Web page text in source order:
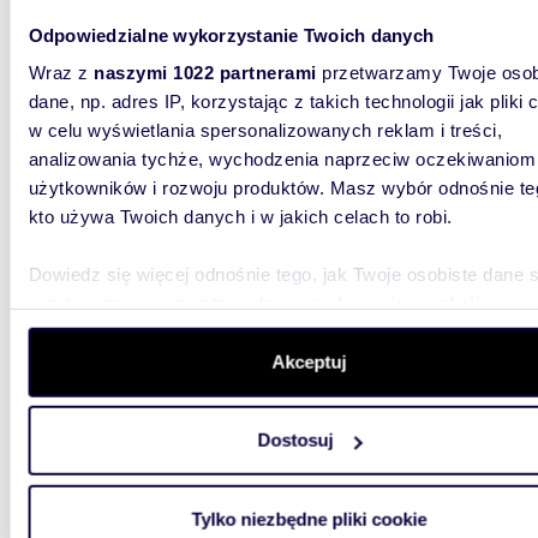
Odpowiedzialne wykorzystanie Twoich danych
Wraz z naszymi 1022 partnerami przetwarzamy Twoje
dane, np. adres IP, korzystając z takich technologii jak pliki
w celu wyświetlania spersonalizowanych reklam i treści,
analizowania tychże, wychodzenia naprzeciw oczekiwaniom
użytkowników i rozwoju produktów. Masz wybór odnośnie
kto używa Twoich danych i w jakich celach to robi.
Dowiedz się więcej odnośnie tego, jak Twoje osobiste dane
szczegółów. W Deklaracji plików cookie możesz zmienić
wycofać swoją zgodę w dowolnej chwili.
aby oferować funkcje społecznościowe i analizować ruch w
witrynie. Informacje o tym, jak korzystasz z naszej witryny,
analitycznym. Partnerzy mogą połączyć te informacje z
Akceptuj
Dostosuj
Tylko niezbędne pliki cookie
11
dom